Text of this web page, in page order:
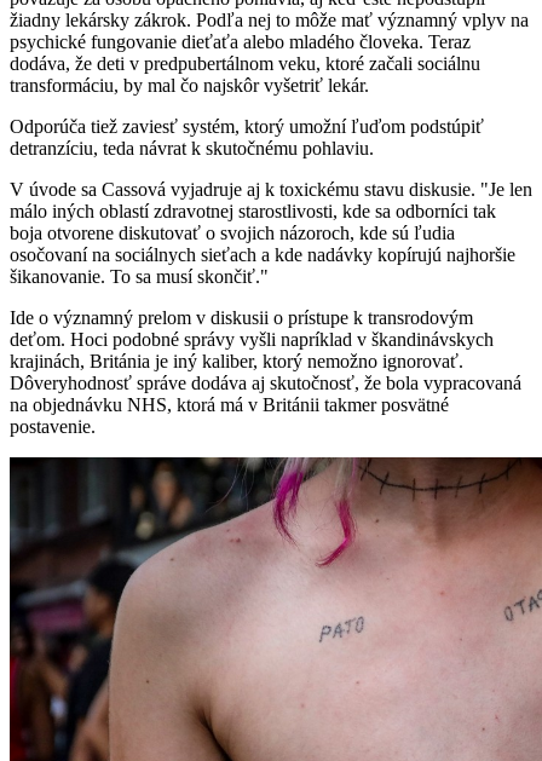
žiadny lekársky zákrok. Podľa nej to môže mať významný vplyv na
psychické fungovanie dieťaťa alebo mladého človeka. Teraz
dodáva, že deti v predpubertálnom veku, ktoré začali sociálnu
transformáciu, by mal čo najskôr vyšetriť lekár.
Odporúča tiež zaviesť systém, ktorý umožní ľuďom podstúpiť
detranzíciu, teda návrat k skutočnému pohlaviu.
V úvode sa Cassová vyjadruje aj k toxickému stavu diskusie. "Je len
málo iných oblastí zdravotnej starostlivosti, kde sa odborníci tak
boja otvorene diskutovať o svojich názoroch, kde sú ľudia
osočovaní na sociálnych sieťach a kde nadávky kopírujú najhoršie
šikanovanie. To sa musí skončiť."
Ide o významný prelom v diskusii o prístupe k transrodovým
deťom. Hoci podobné správy vyšli napríklad v škandinávskych
krajinách, Británia je iný kaliber, ktorý nemožno ignorovať.
Dôveryhodnosť správe dodáva aj skutočnosť, že bola vypracovaná
na objednávku NHS, ktorá má v Británii takmer posvätné
postavenie.